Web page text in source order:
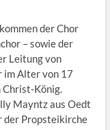
der Chor
– sowie der
Leitung von
im Alter von 17
Christ-König.
Mayntz aus Oedt
der Propsteikirche